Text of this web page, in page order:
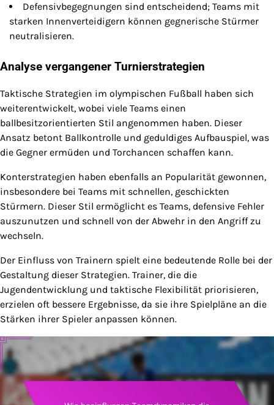
Defensivbegegnungen sind entscheidend; Teams mit
starken Innenverteidigern können gegnerische Stürmer
neutralisieren.
Analyse vergangener Turnierstrategien
Taktische Strategien im olympischen Fußball haben sich
weiterentwickelt, wobei viele Teams einen
ballbesitzorientierten Stil angenommen haben. Dieser
Ansatz betont Ballkontrolle und geduldiges Aufbauspiel, was
die Gegner ermüden und Torchancen schaffen kann.
Konterstrategien haben ebenfalls an Popularität gewonnen,
insbesondere bei Teams mit schnellen, geschickten
Stürmern. Dieser Stil ermöglicht es Teams, defensive Fehler
auszunutzen und schnell von der Abwehr in den Angriff zu
wechseln.
Der Einfluss von Trainern spielt eine bedeutende Rolle bei der
Gestaltung dieser Strategien. Trainer, die die
Jugendentwicklung und taktische Flexibilität priorisieren,
erzielen oft bessere Ergebnisse, da sie ihre Spielpläne an die
Stärken ihrer Spieler anpassen können.